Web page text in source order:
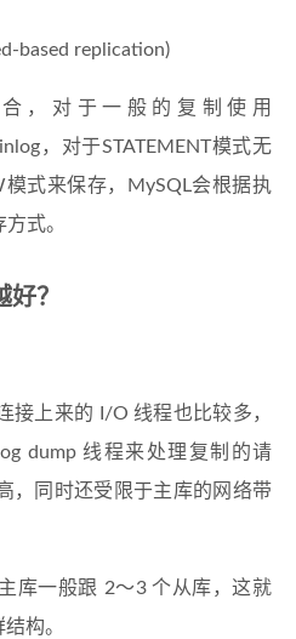
based replication)
，对于一般的复制使用
，对于STATEMENT模式无
式来保存，MySQL会根据执
式。
？
接上来的 I/O 线程也比较多，
dump 线程来处理复制的请
，同时还受限于主库的网络带
库一般跟 2～3 个从库，这就
构。